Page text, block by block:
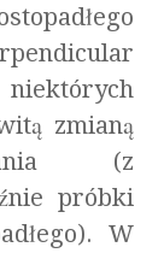
zmianą
(z
próbki
W